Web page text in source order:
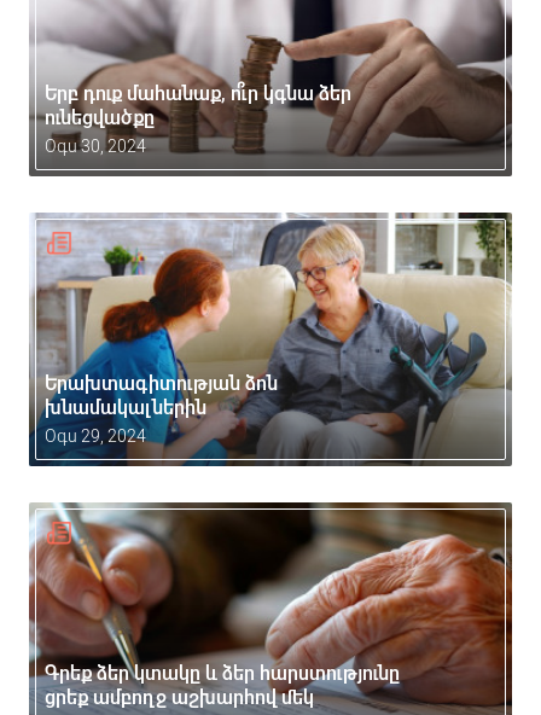
Երբ դուք մահանաք, ո՞ւր կգնա ձեր
ունեցվածքը
Օգս 30, 2024
Երախտագիտության ձոն
խնամակալներին
Օգս 29, 2024
Գրեք ձեր կտակը և ձեր հարստությունը
ցրեք ամբողջ աշխարհով մեկ